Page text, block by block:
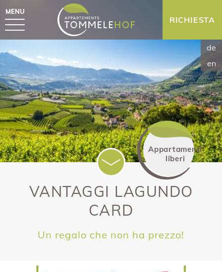
MENU
RICHIESTA
de
en
Appartamenti
liberi
VANTAGGI LAGUNDO
CARD
Un regalo che non ha prezzo!